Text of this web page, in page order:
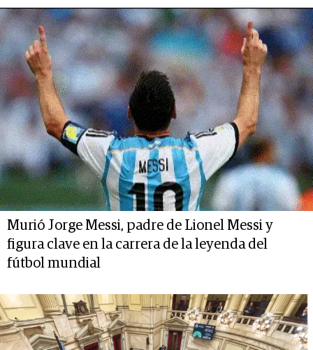
Murió Jorge Messi, padre de Lionel Messi y
figura clave en la carrera de la leyenda del
fútbol mundial